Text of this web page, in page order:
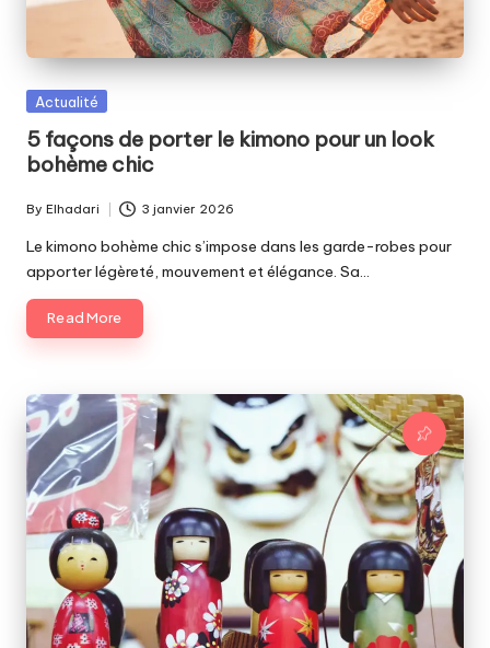
Posted
Actualité
5 façons de porter le kimono pour un look
bohème chic
Posted
by
By Elhadari 3 janvier 2026
Le kimono bohème chic s’impose dans les garde-robes pour
apporter légèreté, mouvement et élégance. Sa…
Read More